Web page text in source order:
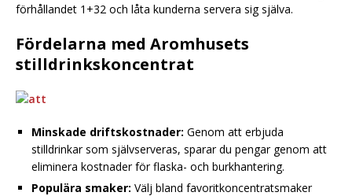
förhållandet 1+32 och låta kunderna servera sig själva.
Fördelarna med Aromhusets
stilldrinkskoncentrat
Minskade driftskostnader: Genom att erbjuda
stilldrinkar som självserveras, sparar du pengar genom att
eliminera kostnader för flaska- och burkhantering.
Populära smaker: Välj bland favoritkoncentratsmaker